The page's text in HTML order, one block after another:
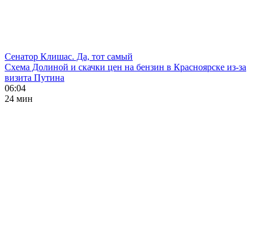
Сенатор Клишас. Да, тот самый
Схема Долиной и скачки цен на бензин в Красноярске из-за
визита Путина
06:04
24 мин